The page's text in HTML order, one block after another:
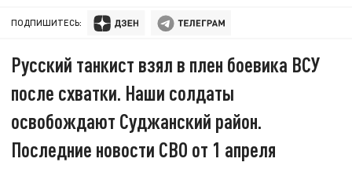
ПОДПИШИТЕСЬ:
Русский танкист взял в плен боевика ВСУ
после схватки. Наши солдаты
освобождают Суджанский район.
Последние новости СВО от 1 апреля